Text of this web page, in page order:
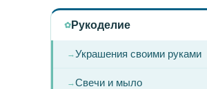
Рукоделие
Украшения своими руками
Свечи и мыло